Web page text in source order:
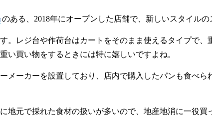
のある、2018年にオープンした店舗で、新しいスタイルの
。レジ台や作荷台はカートをそのまま使えるタイプで、
い買い物をするときには特に嬉しいですよね。
メーカーを設置しており、店内で購入したパンも食べ
地元で採れた食材の扱いが多いので、地産地消に一役買